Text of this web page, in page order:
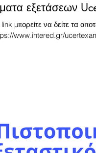
εξετάσεων
μπορείτε να δείτε τα
www.intered.gr/